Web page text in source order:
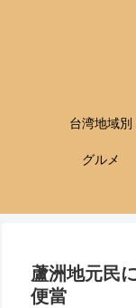
台湾地域別
グルメ
蘆洲地元民
便當